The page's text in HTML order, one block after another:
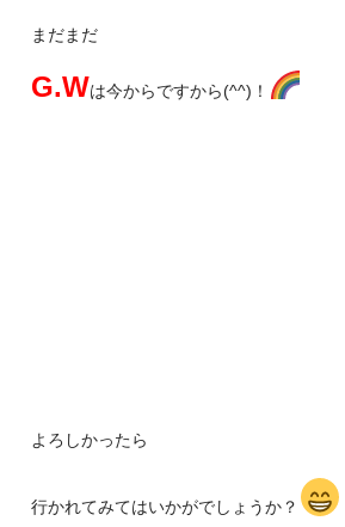
まだまだ
G.Wは今からですから(^^)！
よろしかったら
行かれてみてはいかがでしょうか？